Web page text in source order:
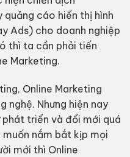
cáo hiển thị hình
Ads) cho doanh nghiệp
thì ta cần phải tiến
Marketing.
Online Marketing
nghệ. Nhưng hiện nay
triển và đổi mới quá
muốn nắm bắt kịp mọi
mới thì Online